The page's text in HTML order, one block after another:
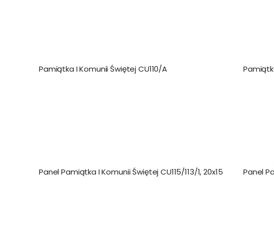
Pamiątka I Komunii Świętej CU110/A
Panel Pamiątka I Komunii Świętej CU115/113/1, 20x15 Panel